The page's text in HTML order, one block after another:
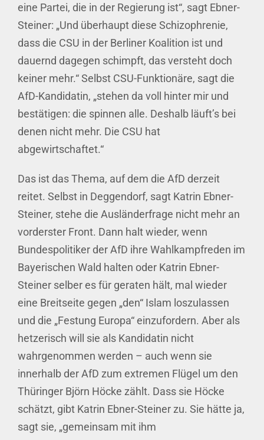
eine Partei, die in der Regierung ist“, sagt Ebner-
Steiner: „Und überhaupt diese Schizophrenie,
dass die CSU in der Berliner Koalition ist und
dauernd dagegen schimpft, das versteht doch
keiner mehr.“ Selbst CSU-Funktionäre, sagt die
AfD-Kandidatin, „stehen da voll hinter mir und
bestätigen: die spinnen alle. Deshalb läuft’s bei
denen nicht mehr. Die CSU hat
abgewirtschaftet.“
Das ist das Thema, auf dem die AfD derzeit
reitet. Selbst in Deggendorf, sagt Katrin Ebner-
Steiner, stehe die Ausländerfrage nicht mehr an
vorderster Front. Dann halt wieder, wenn
Bundespolitiker der AfD ihre Wahlkampfreden im
Bayerischen Wald halten oder Katrin Ebner-
Steiner selber es für geraten hält, mal wieder
eine Breitseite gegen „den“ Islam loszulassen
und die „Festung Europa“ einzufordern. Aber als
hetzerisch will sie als Kandidatin nicht
wahrgenommen werden – auch wenn sie
innerhalb der AfD zum extremen Flügel um den
Thüringer Björn Höcke zählt. Dass sie Höcke
schätzt, gibt Katrin Ebner-Steiner zu. Sie hätte ja,
sagt sie, „gemeinsam mit ihm